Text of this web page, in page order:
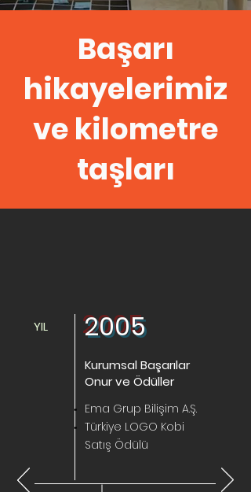
Başarı
hikayelerimiz
ve kilometre
taşları
YIL 2005
Kurumsal Başarılar
Onur ve Ödüller
Ema Grup Bilişim A.Ş.
Türkiye LOGO Kobi
Satış Ödülü